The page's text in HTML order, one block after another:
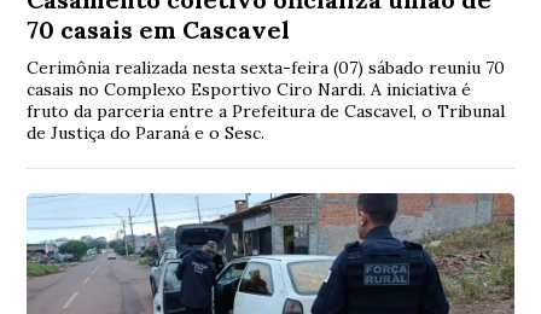
70 casais em Cascavel
Cerimônia realizada nesta sexta-feira (07) sábado reuniu 70
casais no Complexo Esportivo Ciro Nardi. A iniciativa é
fruto da parceria entre a Prefeitura de Cascavel, o Tribunal
de Justiça do Paraná e o Sesc.